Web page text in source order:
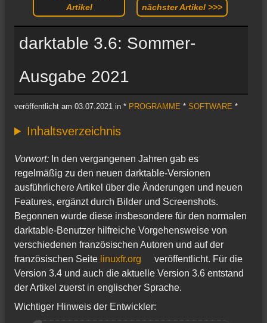
Artikel
nächster Artikel >>>
darktable 3.6: Sommer-
Ausgabe 2021
veröffentlicht am 03.07.2021 in * PROGRAMME * SOFTWARE *
Inhaltsverzeichnis
Vorwort: In den vergangenen Jahren gab es
regelmäßig zu den neuen darktable-Versionen
ausführlichere Artikel über die Änderungen und neuen
Features, ergänzt durch Bilder und Screenshots.
Begonnen wurde diese insbesondere für den normalen
darktable-Benutzer hilfreiche Vorgehensweise von
verschiedenen französischen Autoren und auf der
französischen Seite linuxfr.org
veröffentlicht. Für die
Version 3.4 und auch die aktuelle Version 3.6 entstand
der Artikel zuerst in englischer Sprache.
Wichtiger Hinweis der Entwickler: